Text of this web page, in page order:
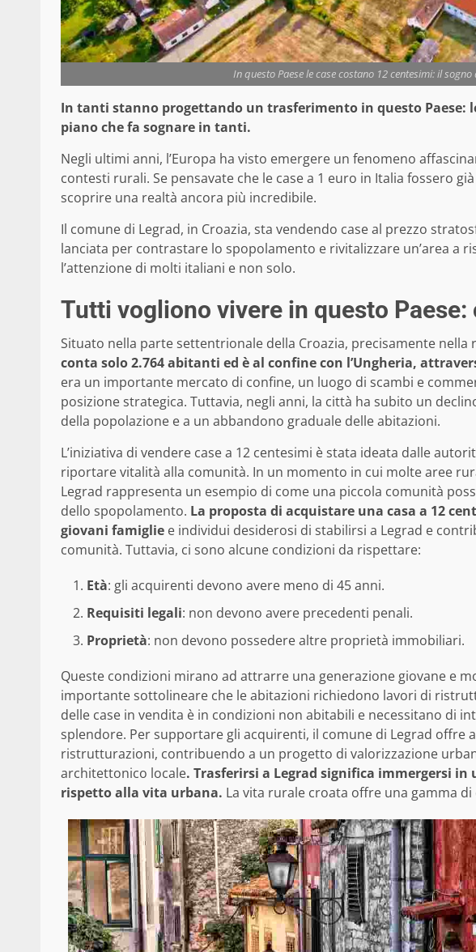
In questo Paese le case costano 12 centesimi: il
In tanti stanno progettando un trasferimento in questo Paese:
piano che fa sognare in tanti.
Negli ultimi anni, l’Europa ha visto emergere un fenomeno
contesti rurali. Se pensavate che le case a 1 euro in Italia fossero
scoprire una realtà ancora più incredibile.
Il comune di Legrad, in Croazia, sta vendendo case al prezzo
lanciata per contrastare lo spopolamento e rivitalizzare un’area a
l’attenzione di molti italiani e non solo.
Tutti vogliono vivere in questo Paese:
Situato nella parte settentrionale della Croazia, precisamente nella
conta solo 2.764 abitanti ed è al confine con l’Ungheria,
era un importante mercato di confine, un luogo di scambi e
posizione strategica. Tuttavia, negli anni, la città ha subito un
della popolazione e a un abbandono graduale delle abitazioni.
L’iniziativa di vendere case a 12 centesimi è stata ideata dalle
riportare vitalità alla comunità. In un momento in cui molte aree
Legrad rappresenta un esempio di come una piccola comunità
dello spopolamento. La proposta di acquistare una casa a 12
giovani famiglie e individui desiderosi di stabilirsi a Legrad e
comunità. Tuttavia, ci sono alcune condizioni da rispettare:
Età: gli acquirenti devono avere meno di 45 anni.
Requisiti legali: non devono avere precedenti penali.
Proprietà: non devono possedere altre proprietà immobiliari.
Queste condizioni mirano ad attrarre una generazione giovane e
importante sottolineare che le abitazioni richiedono lavori di
delle case in vendita è in condizioni non abitabili e necessitano di
splendore. Per supportare gli acquirenti, il comune di Legrad offre
ristrutturazioni, contribuendo a un progetto di valorizzazione
architettonico locale. Trasferirsi a Legrad significa immergersi
rispetto alla vita urbana. La vita rurale croata offre una gamma